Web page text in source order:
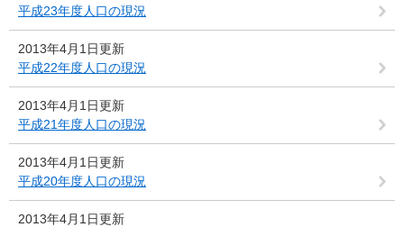
平成23年度人口の現況
2013年4月1日更新
平成22年度人口の現況
2013年4月1日更新
平成21年度人口の現況
2013年4月1日更新
平成20年度人口の現況
2013年4月1日更新